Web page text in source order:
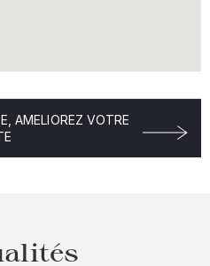
AMELIOREZ VOTRE